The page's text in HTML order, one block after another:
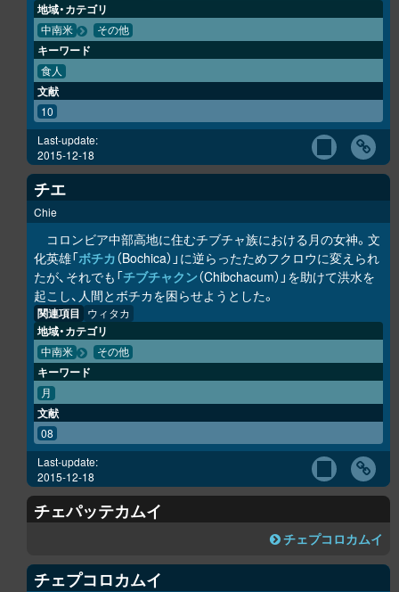
地域・カテゴリ
中南米 その他
キーワード
食人
文献
10
Last-update:
2015-12-18
チエ
Chie
コロンビア中部高地に住むチブチャ族における月の女神。文
化英雄「ボチカ（Bochica）」に逆らったためフクロウに変えられ
たが、それでも「チブチャクン（Chibchacum）」を助けて洪水を
起こし、人間とボチカを困らせようとした。
関連項目 ウィタカ
地域・カテゴリ
中南米 その他
キーワード
月
文献
08
Last-update:
2015-12-18
チェパッテカムイ
チェプコ ロカムイ
チェプコロカムイ